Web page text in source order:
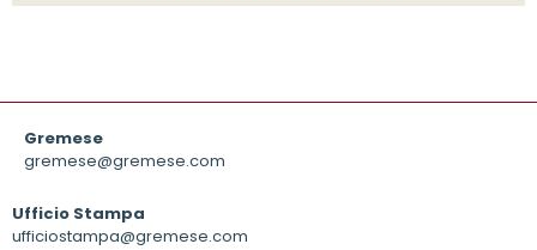
Gremese
gremese@gremese.com
Ufficio Stampa
ufficiostampa@gremese.com